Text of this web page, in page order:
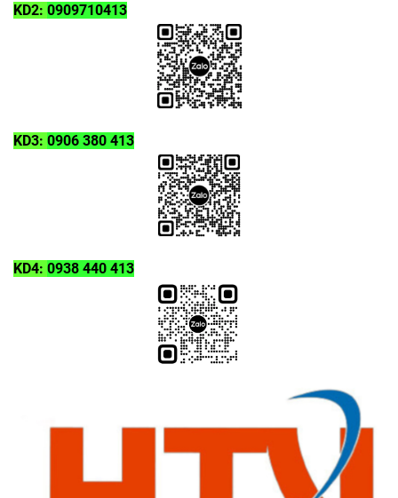
KD2: 0909710413
KD3: 0906 380 413
KD4: 0938 440 413